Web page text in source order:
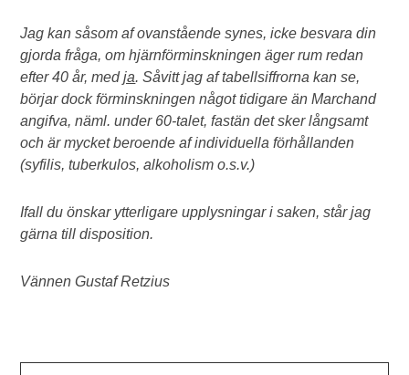
Jag kan såsom af ovanstående synes, icke besvara din
gjorda fråga, om hjärnförminskningen äger rum redan
efter 40 år, medja. Såvitt jag af tabellsiffrorna kan se,
börjar dock förminskningen något tidigare än Marchand
angifva, näml. under 60-talet, fastän det sker långsamt
och är mycket beroende af individuella förhållanden
(syfilis, tuberkulos, alkoholism o.s.v.)
Ifall du önskar ytterligare upplysningar i saken, står jag
gärna till disposition.
Vännen Gustaf Retzius